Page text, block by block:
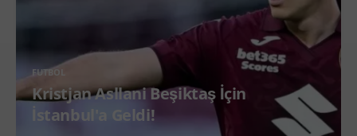
FUTBOL
Kristjan Asllani Beşiktaş İçin
İstanbul'a Geldi!